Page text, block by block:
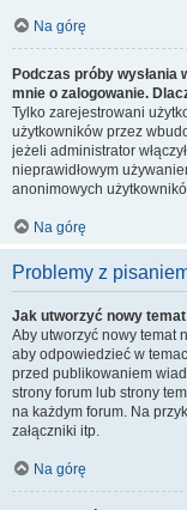
Na górę
Podczas próby
mnie o zalogowanie.
Tylko zarejestrowani
użytkowników przez
jeżeli administrator
nieprawidłowym
anonimowych
Na górę
Problemy z
Jak utworzyć nowy
Aby utworzyć nowy temat
aby odpowiedzieć w
przed publikowaniem
strony forum lub strony
na każdym forum. Na
załączniki itp.
Na górę